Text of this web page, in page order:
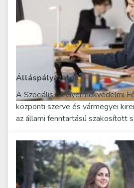
Álláspályázatok
A Szociális és Gyermekvédelmi
központi szerve és vármegyei
az állami fenntartású szakosított